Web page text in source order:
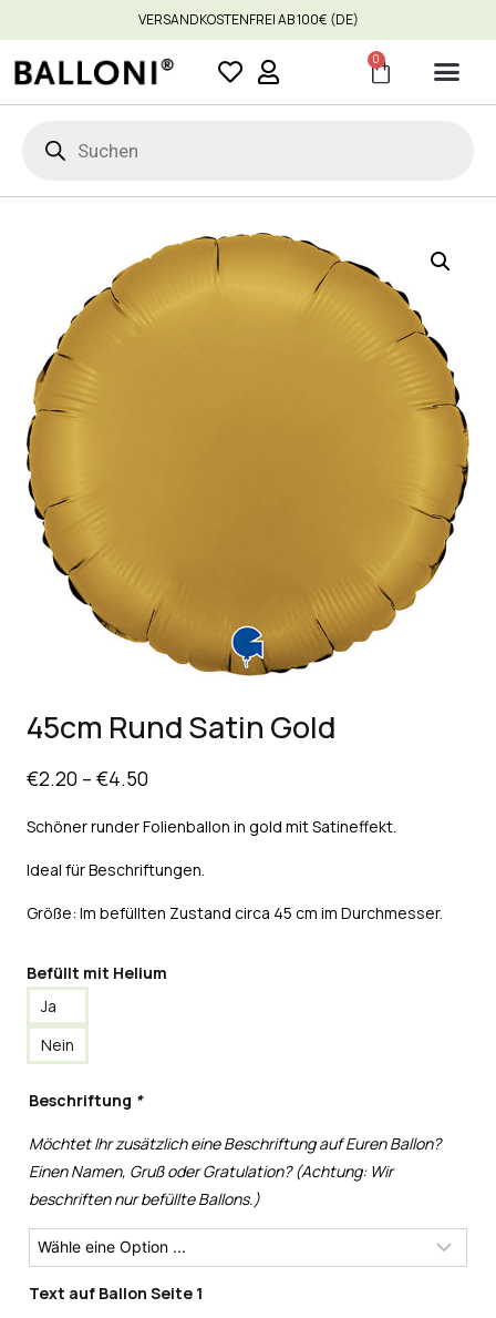
VERSANDKOSTENFREI AB 100€ (DE)
0
45cm Rund Satin Gold
€2.20 – €4.50
Schöner runder Folienballon in gold mit Satineffekt
Ideal für Beschriftungen.
Größe: Im befüllten Zustand circa 45 cm im Durchmesser.
Befüllt mit Helium
Ja
Nein
Beschriftung *
Möchtet Ihr zusätzlich eine Beschriftung auf Euren Ballon?
Einen Namen, Gruß oder Gratulation? (Achtung: Wir
beschriften nur befüllte Ballons.)
Text auf Ballon Seite 1